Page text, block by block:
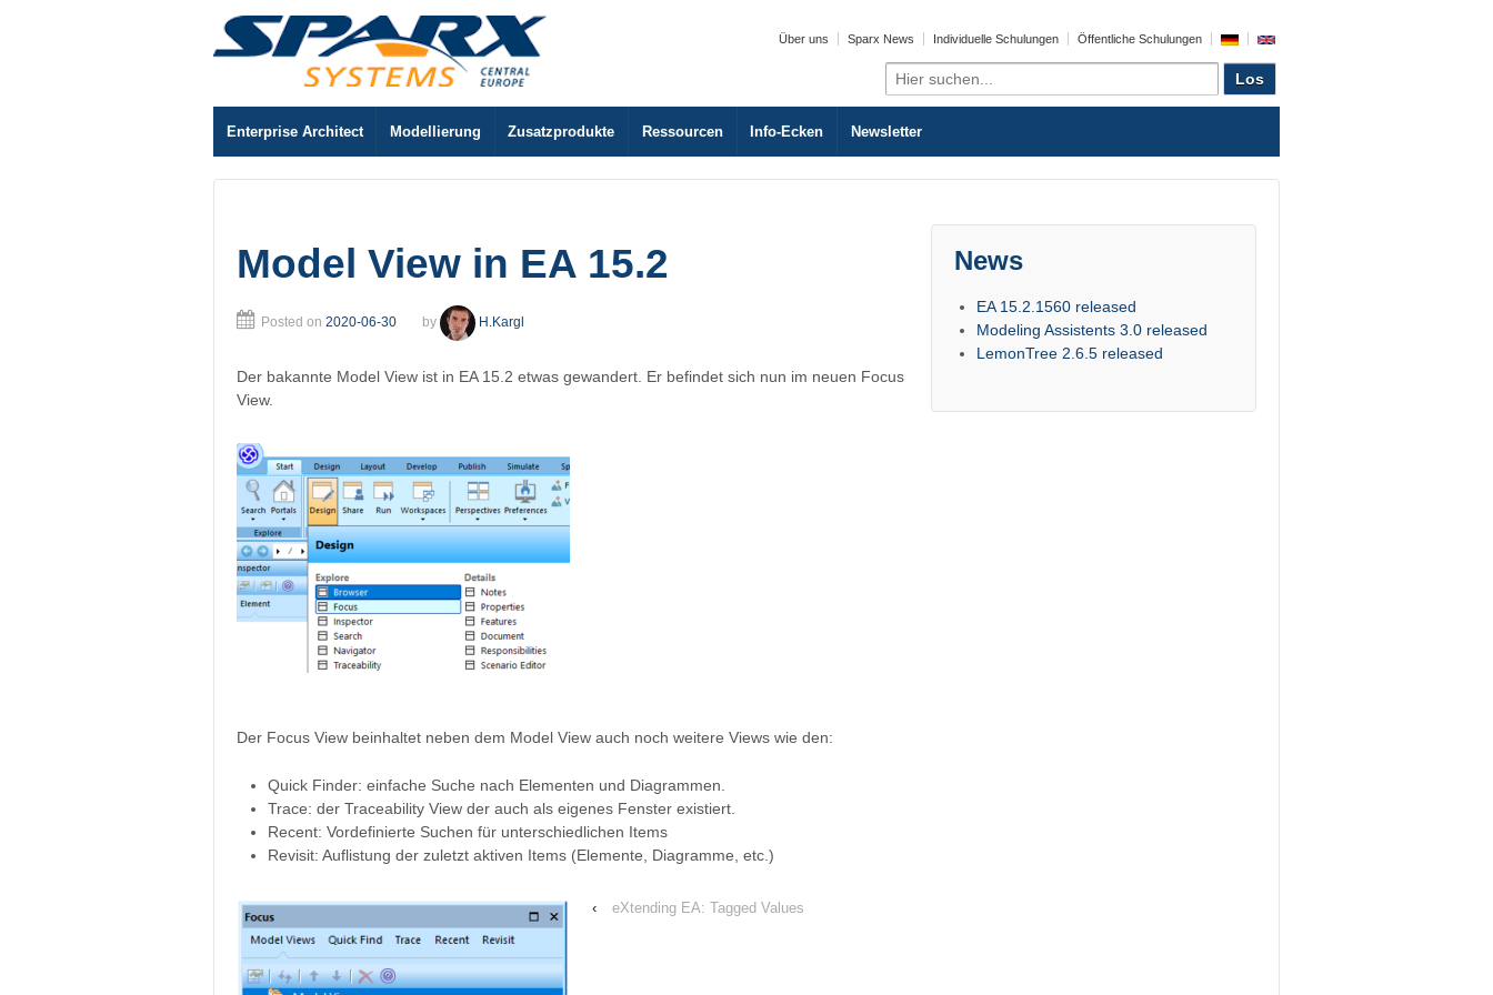
Über uns Sparx News Individuelle Schulungen Öffentliche Schulungen
Search
for:
Enterprise Architect Modellierung Zusatzprodukte Ressourcen Info-Ecken Newsletter
Model View in EA 15.2
Posted on 2020-06-30 by H.Kargl
Der bakannte Model View ist in EA 15.2 etwas gewandert. Er befindet sich nun im neuen Focus
View.
Der Focus View beinhaltet neben dem Model View auch noch weitere Views wie den:
Quick Finder: einfache Suche nach Elementen und Diagrammen.
Trace: der Traceability View der auch als eigenes Fenster existiert.
Recent: Vordefinierte Suchen für unterschiedlichen Items
Revisit: Auflistung der zuletzt aktiven Items (Elemente, Diagramme, etc.)
‹ eXtending EA: Tagged Values
News
EA 15.2.1560 released
Modeling Assistents 3.0 released
LemonTree 2.6.5 released